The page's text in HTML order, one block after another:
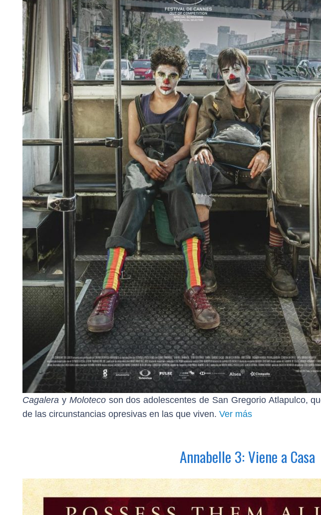
Cagalera y Molotecoson dos adolescentes de San Gregorio Atlapulco,
de las circunstancias opresivas en las que viven. Ver más
Annabelle 3: Viene a Casa